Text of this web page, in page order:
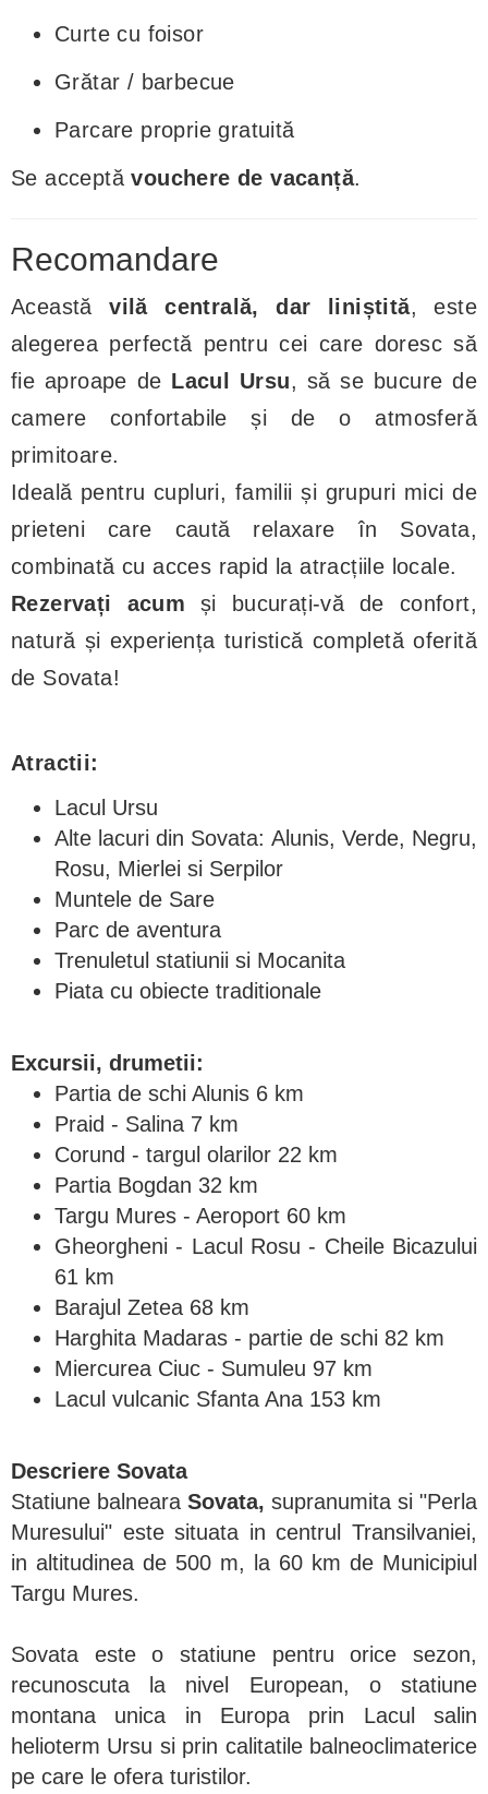
Curte cu foisor
Grătar / barbecue
Parcare proprie gratuită
Se acceptăvouchere de vacanță.
Recomandare
Aceastăvilă centrală, dar liniștită, este
alegerea perfectă pentru cei care doresc să
fie aproape de Lacul Ursu, să se bucure de
camere confortabile și de o atmosferă
primitoare.
Ideală pentru cupluri, familii și grupuri mici de
prieteni care caută relaxare în Sovata,
combinată cu acces rapid la atracțiile locale.
Rezervați acum și bucurați-vă de confort,
natură și experiența turistică completă oferită
de Sovata!
Atractii:
Lacul Ursu
Alte lacuri din Sovata: Alunis, Verde, Negru,
Rosu, Mierlei si Serpilor
Muntele de Sare
Parc de aventura
Trenuletul statiunii si Mocanita
Piata cu obiecte traditionale
Excursii, drumetii:
Partia de schi Alunis 6 km
Praid - Salina 7 km
Corund - targul olarilor 22 km
Partia Bogdan 32 km
Targu Mures - Aeroport 60 km
Gheorgheni - Lacul Rosu - Cheile Bicazului
61 km
Barajul Zetea 68 km
Harghita Madaras - partie de schi 82 km
Miercurea Ciuc - Sumuleu 97 km
Lacul vulcanic Sfanta Ana 153 km
Descriere Sovata
Statiune balneara Sovata, supranumita si "Perla
Muresului" este situata in centrul Transilvaniei,
in altitudinea de 500 m, la 60 km de Municipiul
Targu Mures.
Sovata este o statiune pentru orice sezon,
recunoscuta la nivel European, o statiune
montana unica in Europa prin Lacul salin
helioterm Ursu si prin calitatile balneoclimaterice
pe care le ofera turistilor.